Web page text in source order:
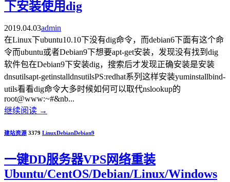
下安装使用dig
2019.04.03admin
在Linux下ubuntu10.10下没有dig命令，而debian6下面有这个命
令而ubuntu或者Debian9下想要apt-get安装，发现没有找到dig
软件包在Debian9下安装dig，搜索后才发现正确安装是安装
dnsutilsapt-getinstalldnsutilsPS:redhat系列这样安装yuminstallbind-
utils看看dig命令大多时候如何可以取代nslookup的
root@www:~#&nb...
继续阅读 →
建站资源 3379 LinuxDebianDebian9
一键DD服务器VPS网络重装
Ubuntu/CentOS/Debian/Linux/Windows